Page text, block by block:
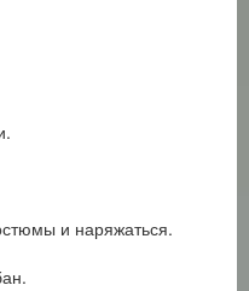
и наряжаться.